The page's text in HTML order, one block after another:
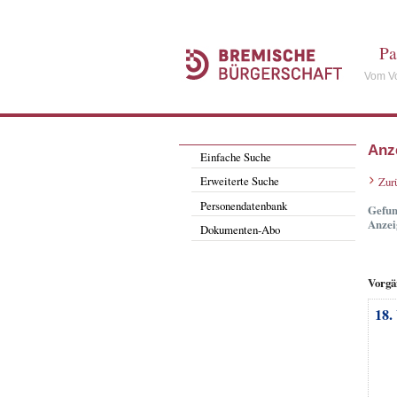
Vom
Einfache Suche
Erweiterte Suche
Personendatenbank
Dokumenten-Abo